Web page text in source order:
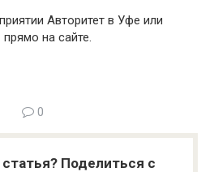
Авторитет в Уфе или
на сайте.
0
Поделиться с